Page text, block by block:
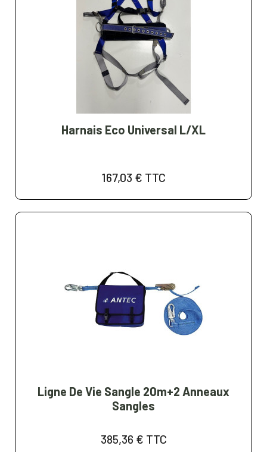
Harnais Eco Universal L/XL
167,03 € TTC
Ligne De Vie Sangle 20m+2 Anneaux
Sangles
385,36 € TTC